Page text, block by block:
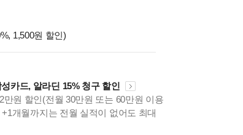
1,500원 할인)
카드, 알라딘 15% 청구 할인
만원 할인(전월 30만원 또는 60만원 이용
개월까지는 전월 실적이 없어도 최대